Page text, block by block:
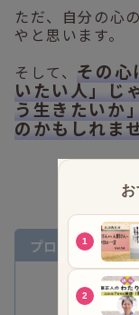
ただ、自分の心
やと思います。
そして、 その心
いたい人」じ
う生きたいか
のかもしれま
プロフィル